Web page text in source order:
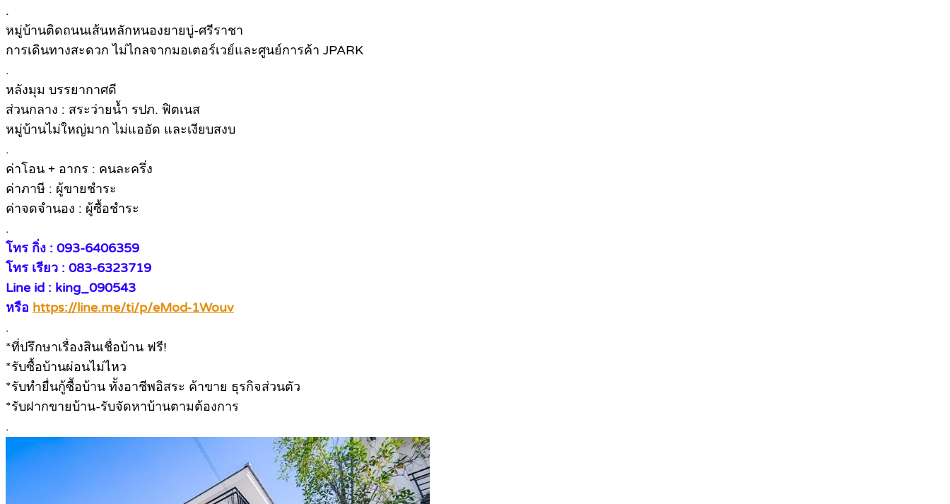
.
หมู่บ้านติดถนนเส้นหลักหนองยายบู่-ศรีราชา
การเดินทางสะดวก ไม่ไกลจากมอเตอร์เวย์และศูนย์การค้า JPARK
.
หลังมุม บรรยากาศดี
ส่วนกลาง : สระว่ายน้ำ รปภ. ฟิตเนส
หมู่บ้านไม่ใหญ่มาก ไม่แออัด และเงียบสงบ
.
ค่าโอน + อากร : คนละครึ่ง
ค่าภาษี : ผู้ขายชำระ
ค่าจดจำนอง : ผู้ซื้อชำระ
.
โทร กิ่ง : 093-6406359
โทร เรียว : 083-6323719
Line id : king_090543
หรือ https://line.me/ti/p/eMod-1Wouv
.
*ที่ปรึกษาเรื่องสินเชื่อบ้าน ฟรี!
*รับซื้อบ้านผ่อนไม่ไหว
*รับทำยื่นกู้ซื้อบ้าน ทั้งอาชีพอิสระ ค้าขาย ธุรกิจส่วนตัว
*รับฝากขายบ้าน-รับจัดหาบ้านตามต้องการ
.